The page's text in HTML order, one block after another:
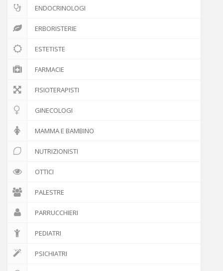
ENDOCRINOLOGI
ERBORISTERIE
ESTETISTE
FARMACIE
FISIOTERAPISTI
GINECOLOGI
MAMMA E BAMBINO
NUTRIZIONISTI
OTTICI
PALESTRE
PARRUCCHIERI
PEDIATRI
PSICHIATRI